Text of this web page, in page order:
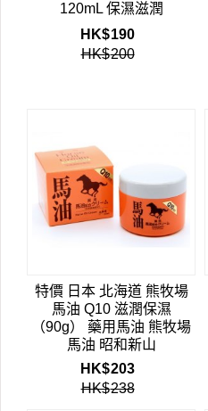
120mL 保濕滋潤
HK$190
HK$200
特價 日本 北海道 熊牧場
馬油 Q10 滋潤保濕
（90g） 藥用馬油 熊牧場
馬油 昭和新山
HK$203
HK$238